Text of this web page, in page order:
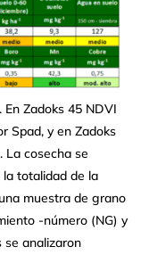
Zadoks 45 NDVI
Spad, y en Zadoks
La cosecha se
totalidad de la
muestra de grano
-número (NG) y
se analizaron